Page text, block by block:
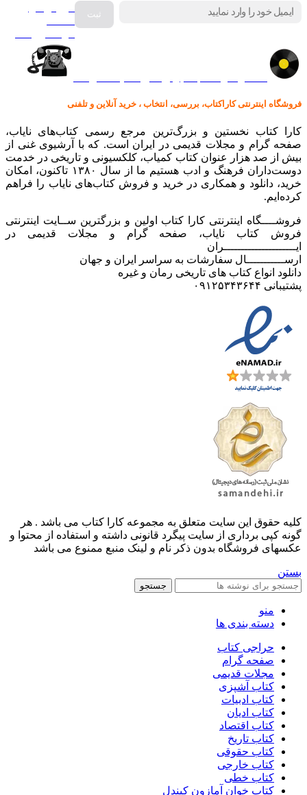
فروش انواع
فروشگاه اینترنتی کاراکتاب، بررسی، انتخاب ، خرید آنلاین و تلفنی
کارا کتاب نخستین و بزرگ‌ترین مرجع رسمی کتاب‌های نایاب،
صفحه گرام و مجلات قدیمی در ایران است. که با آرشیوی غنی از
بیش از صد هزار عنوان کتاب کمیاب، کلکسیونی و تاریخی در خدمت
دوست‌داران فرهنگ و ادب هستیم ما از سال ۱۳۸۰ تاکنون، امکان
خرید، دانلود و همکاری در خرید و فروش کتاب‌های نایاب را فراهم
کرده‌ایم.
فروشــــگاه اینترنتی کارا کتاب اولین و بزرگترین ســایت اینترنتی
فروش کتاب نایاب، صفحه گرام و مجلات قدیمی در
ایـــــــــــــــــــــران
ارســـــــــــال سفارشات به سراسر ایران و جهان
دانلود انواع کتاب های تاریخی رمان و غیره
پشتیبانی ۰۹۱۲۵۳۴۳۶۴۴
کليه حقوق اين سايت متعلق به مجموعه کارا کتاب می باشد . هر
گونه کپی برداری از سایت پیگرد قانونی داشته و استفاده از محتوا و
عکسهای فروشگاه بدون ذکر نام و لینک منبع ممنوع می باشد
بستن
جستجو
منو
دسته بندی ها
حراجی کتاب
صفحه گرام
مجلات قدیمی
کتاب آشپزی
کتاب ادبیات
کتاب ادیان
کتاب اقتصاد
کتاب تاریخ
کتاب حقوقی
کتاب خارجی
کتاب خطی
کتاب خوان آمازون کیندل